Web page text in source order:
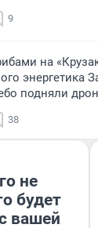
9
на
энергетика
подняли дрон
38
не
будет
вашей